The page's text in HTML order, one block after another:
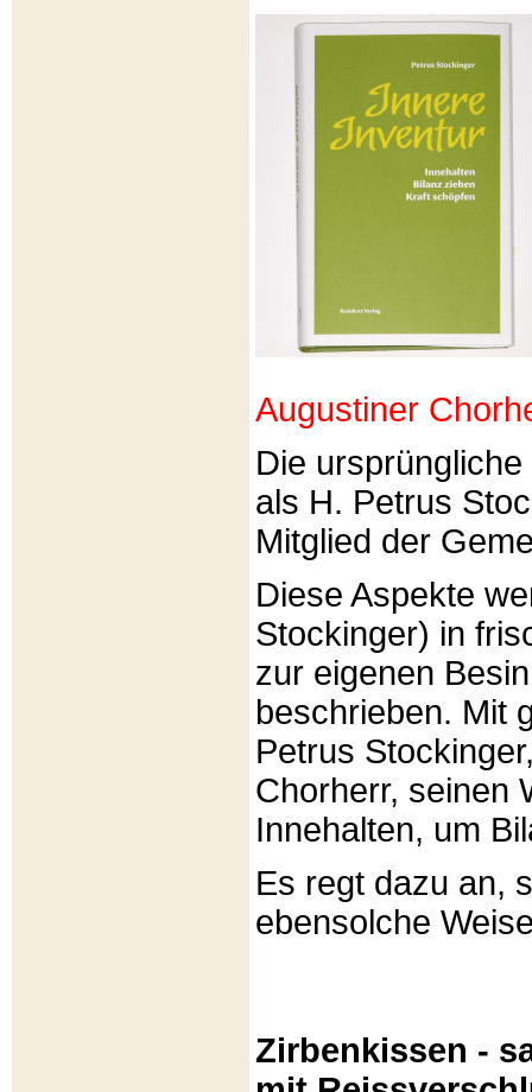
Augustiner
Die
als H. Petrus
Mitglied der
Diese Aspekte
Stockinger) in
zur eigenen
beschrieben. Mit
Petrus
Chorherr, seinen
Innehalten, um
Es regt dazu an,
ebensolche
Zirbenkissen -